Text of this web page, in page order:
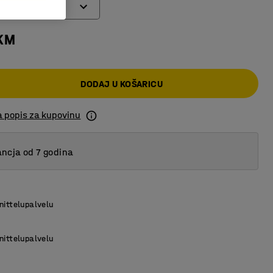
sa kočnicom DODAJ U KOŠARICU
popis za kupovinu
od 7 godina